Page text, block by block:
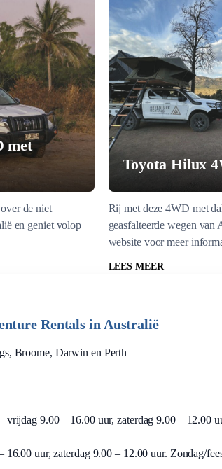
met
de niet
en geniet volop
Toyota Hilux
Rij met deze 4WD met
geasfalteerde wegen
website voor meer
LEES MEER
Rentals in Australië
Broome, Darwin en Perth
vrijdag 9.00 – 16.00 uur, zaterdag 9.00 – 12.00
16.00 uur, zaterdag 9.00 – 12.00 uur. Zondag/